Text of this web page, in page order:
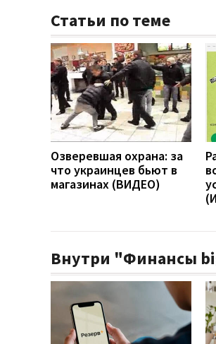
Статьи по теме
Озверевшая охрана: за
что украинцев бьют в
магазинах (ВИДЕО)
Внутри "Финансы